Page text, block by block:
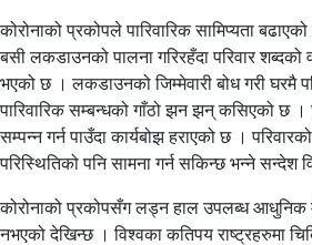
कोरोनाको प्रकोपले पारिवारिक सामिप्यता
बसी लकडाउनको पालना गरिरहँदा परिवार शब्दको
भएको छ । लकडाउनको जिम्मेवारी बोध गरी घरमै
पारिवारिक सम्बन्धको गाँठो झन झन् कसिएको छ ।
सम्पन्न गर्न पाउँदा कार्यबोझ हराएको छ ।
परिस्थितिको पनि सामना गर्न सकिन्छ भन्ने सन्देश
कोरोनाको प्रकोपसँग लड्न हाल उपलब्ध आधुनिक
नभएको देखिन्छ । विश्वका कतिपय राष्ट्रहरुमा